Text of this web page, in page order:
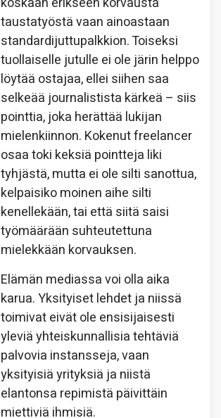
taustatyöstä vaan ainoastaan
standardijuttupalkkion. Toiseksi
tuollaiselle jutulle ei ole järin helppo
löytää ostajaa, ellei siihen saa
selkeää journalistista kärkeä – siis
pointtia, joka herättää lukijan
mielenkiinnon. Kokenut freelancer
osaa toki keksiä pointteja liki
tyhjästä, mutta ei ole silti sanottua,
kelpaisiko moinen aihe silti
kenellekään, tai että siitä saisi
työmäärään suhteutettuna
mielekkään korvauksen.
Elämän mediassa voi olla aika
karua. Yksityiset lehdet ja niissä
toimivat eivät ole ensisijaisesti
yleviä yhteiskunnallisia tehtäviä
palvovia instansseja, vaan
yksityisiä yrityksiä ja niistä
elantonsa repimistä päivittäin
miettiviä ihmisiä.